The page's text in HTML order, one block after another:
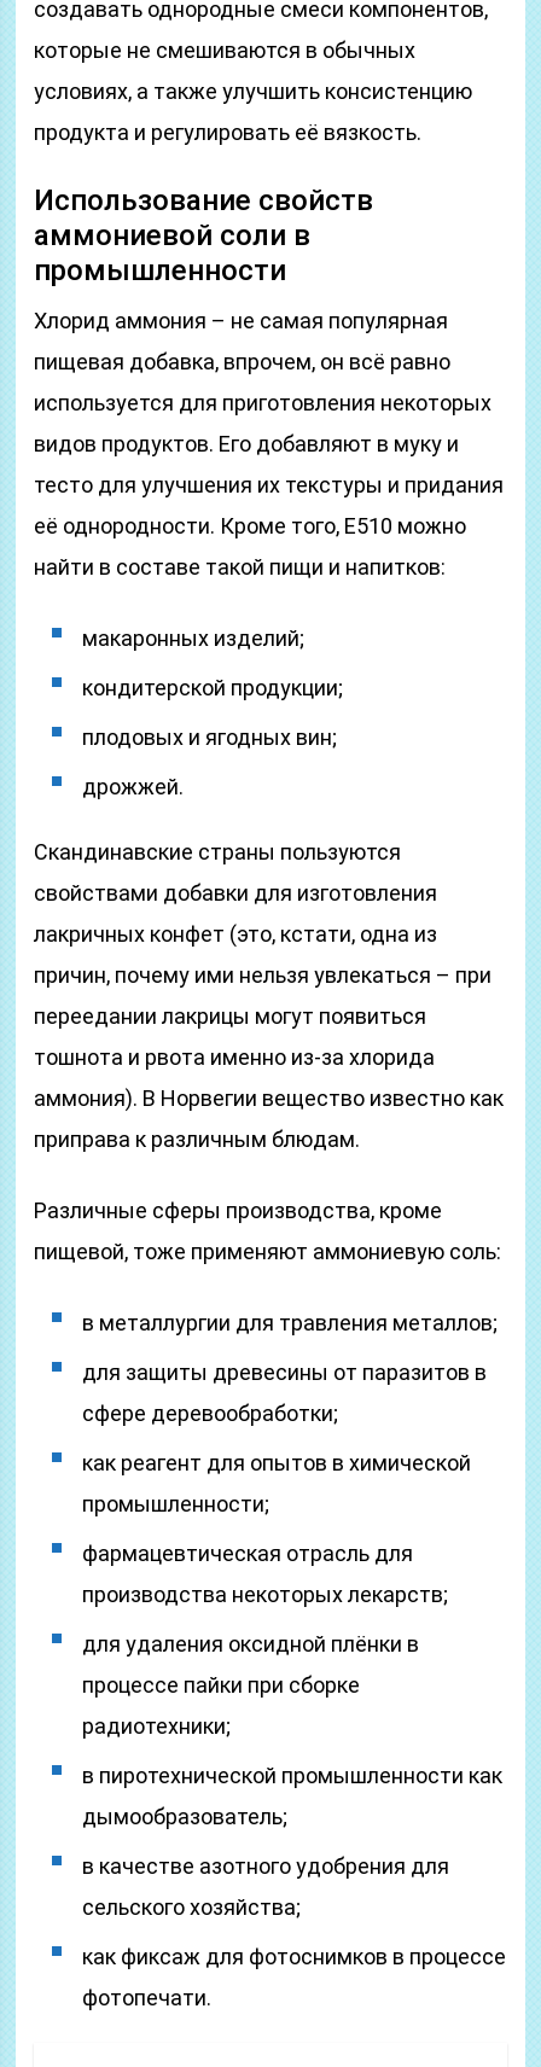
создавать однородные смеси компонентов,
которые не смешиваются в обычных
условиях, а также улучшить консистенцию
продукта и регулировать её вязкость.
Использование свойств
аммониевой соли в
промышленности
Хлорид аммония – не самая популярная
пищевая добавка, впрочем, он всё равно
используется для приготовления некоторых
видов продуктов. Его добавляют в муку и
тесто для улучшения их текстуры и придания
её однородности. Кроме того, Е510 можно
найти в составе такой пищи и напитков:
макаронных изделий;
кондитерской продукции;
плодовых и ягодных вин;
дрожжей.
Скандинавские страны пользуются
свойствами добавки для изготовления
лакричных конфет (это, кстати, одна из
причин, почему ими нельзя увлекаться – при
переедании лакрицы могут появиться
тошнота и рвота именно из-за хлорида
аммония). В Норвегии вещество известно как
приправа к различным блюдам.
Различные сферы производства, кроме
пищевой, тоже применяют аммониевую соль:
в металлургии для травления металлов;
для защиты древесины от паразитов в
сфере деревообработки;
как реагент для опытов в химической
промышленности;
фармацевтическая отрасль для
производства некоторых лекарств;
для удаления оксидной плёнки в
процессе пайки при сборке
радиотехники;
в пиротехнической промышленности как
дымообразователь;
в качестве азотного удобрения для
сельского хозяйства;
как фиксаж для фотоснимков в процессе
фотопечати.